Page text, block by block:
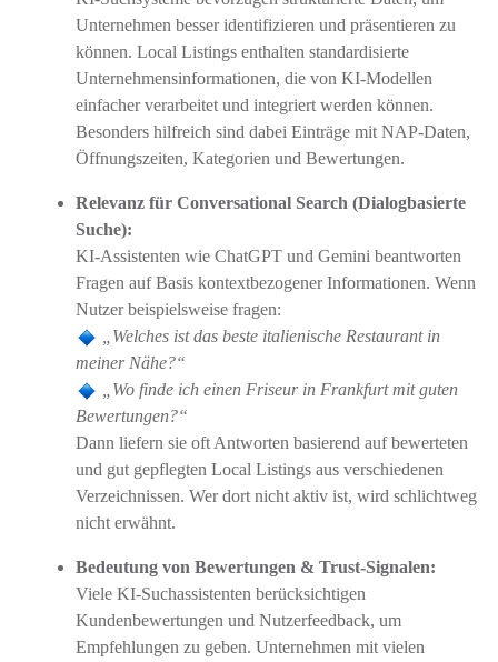
Unternehmen besser identifizieren und präsentieren zu
können. Local Listings enthalten standardisierte
Unternehmensinformationen, die von KI-Modellen
einfacher verarbeitet und integriert werden können.
Besonders hilfreich sind dabei Einträge mit NAP-Daten,
Öffnungszeiten, Kategorien und Bewertungen.
Relevanz für Conversational Search (Dialogbasierte
Suche):
KI-Assistenten wie ChatGPT und Gemini beantworten
Fragen auf Basis kontextbezogener Informationen. Wenn
Nutzer beispielsweise fragen:
„Welches ist das beste italienische Restaurant in
meiner Nähe?“
„Wo finde ich einen Friseur in Frankfurt mit guten
Bewertungen?“
Dann liefern sie oft Antworten basierend auf bewerteten
und gut gepflegten Local Listings aus verschiedenen
Verzeichnissen. Wer dort nicht aktiv ist, wird schlichtweg
nicht erwähnt.
Bedeutung von Bewertungen & Trust-Signalen:
Viele KI-Suchassistenten berücksichtigen
Kundenbewertungen und Nutzerfeedback, um
Empfehlungen zu geben. Unternehmen mit vielen